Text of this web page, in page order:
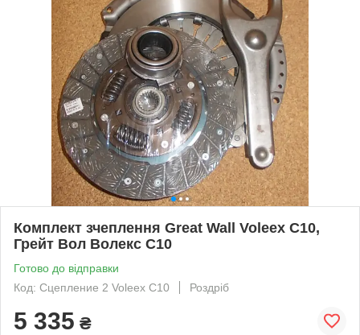
Комплект зчеплення Great Wall Voleex C10,
Грейт Вол Волекс С10
Готово до відправки
Код: Сцепление 2 Voleex C10
Роздріб
5 335 ₴